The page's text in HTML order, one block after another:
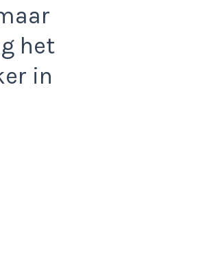
het
in